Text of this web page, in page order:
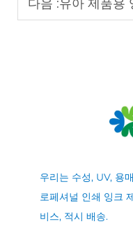
다음 :유아 제품용 잉크 중 저휘
우리는 수성, UV, 용
로페셔널 인쇄 잉크
비스, 적시 배송.